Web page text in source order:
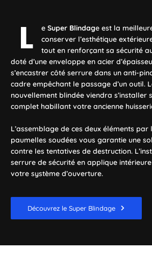
L e blindage pivotantpermet
une porte existante d’une tôle
paumelles soudées. Une
compléter le dispositif pour une sécurité
d'un blindage efficace du fait de ses
dans l'ensemble du blindage qui,
paumelles vissées dans le bâti, seront
résistantes au tentatives d'intrusion.
Les gonds sont ainsi renforcés et la tôle
de sécurité supplémentaire. Leblindage
bien plus efficace qu'un simple
Enfin, votre porte conserve son
Découvrez le blindage pivotant
L e Super Blindage est la
conserver l’esthétique
tout en renforçant sa sécurité
doté d’une enveloppe en acier
s’encastrer côté serrure dans un anti-
cadre empêchant le passage d’un outil.
nouvellement blindée viendra s’installer
complet habillant votre ancienne
L’assemblage de ces deux éléments par
paumelles soudées vous garantie une
contre les tentatives de destruction.
serrure de sécurité en applique
votre système d’ouverture.
Découvrez le Super Blindage
L e blindage Super Junior est
qualité/prix. Il est constitué
d’acierd’épaisseur 2mm dans
glisser votreancienne porte, lui
son esthétique extérieure.
La porte nouvellement blindée viendra
cadre complet venant habiller et
l’intermédiaire de 3 paumelles soudées
solidité d’ensemble repoussant les
de votre cadre ou de votre porte. Enfin,
serrure de sécurité en applique
votre système d’ouverture.
Découvrez le Super Junior